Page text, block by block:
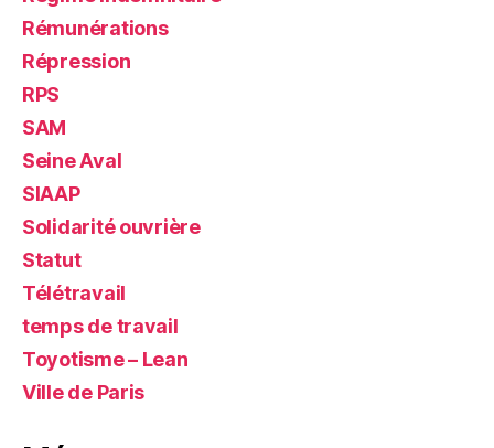
Rémunérations
Répression
RPS
SAM
Seine Aval
SIAAP
Solidarité ouvrière
Statut
Télétravail
temps de travail
Toyotisme – Lean
Ville de Paris